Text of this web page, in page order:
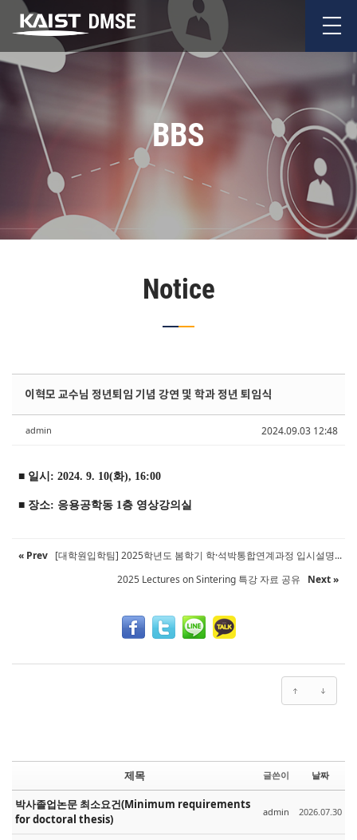
BBS
Notice
2024.09.03 12:48
이혁모 교수님 정년퇴임 기념 강연 및 학과 정년 퇴임식
admin
■ 일시 : 2024. 9. 10(화), 16:00
■ 장소: 응용공학동 1층 영상강의실
« Prev [대학원입학팀] 2025학년도 봄학기 학·석박통합연계과정 입시설명...
2025 Lectures on Sintering 특강 자료 공유
Next »
제목 글쓴이 날짜
박사졸업논문 최소요건(Minimum requirements
for doctoral thesis)
admin 2026.07.30
Sketchbook5, 스케치북5
Sketchbook5, 스케치북5
Sketchbook5, 스케치북5
Sketchbook5, 스케치북5